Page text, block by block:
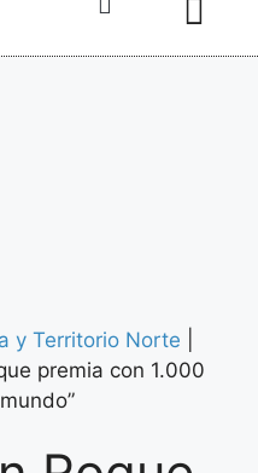
y Territorio Norte
premia con 1.000